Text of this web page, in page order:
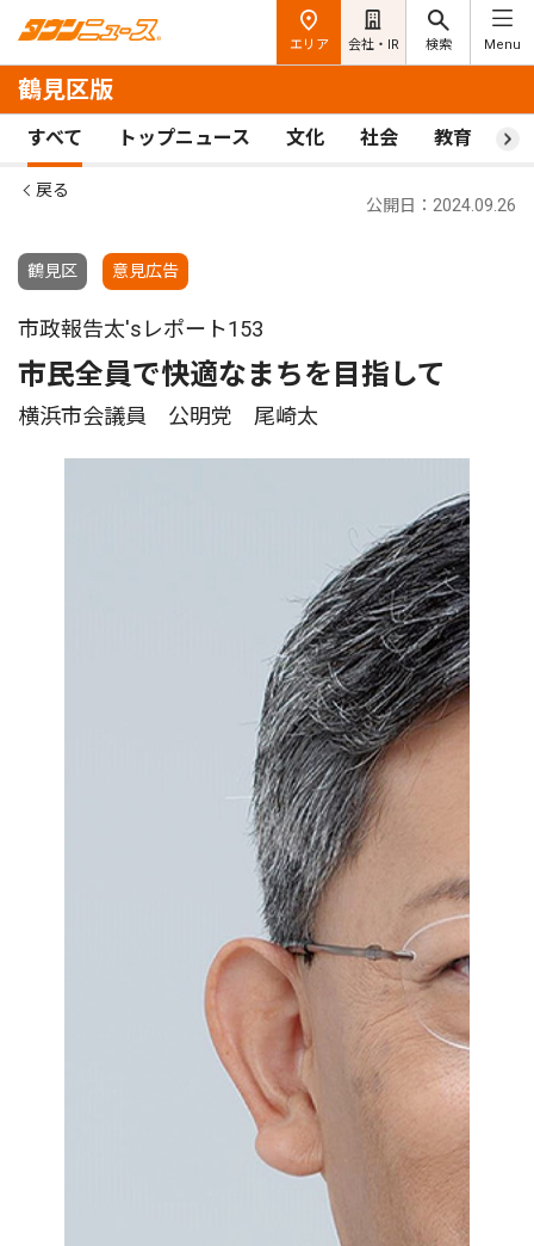
エリア 会社・IR 検索 Menu
鶴見区版
すべて トップニュース 文化 社会 教育 ス
戻る
鶴見区 意見広告
公開日：2024.09.26
市政報告太'sレポート153
市民全員で快適なまちを目指して
横浜市会議員 公明党 尾崎太